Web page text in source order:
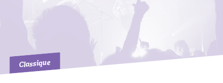
Classique